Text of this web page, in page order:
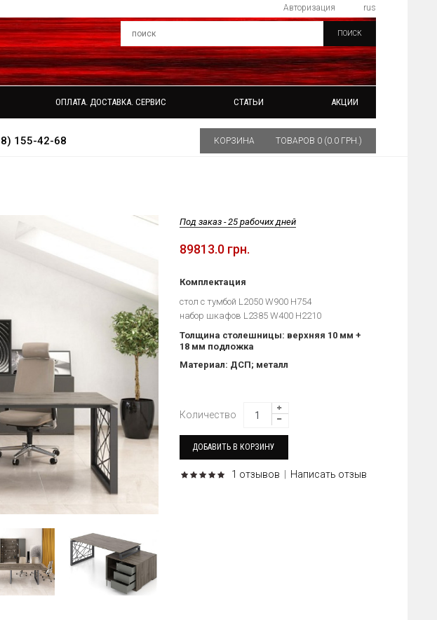
rus
Авторизация
ПОИСК
ОПЛАТА. ДОСТАВКА. СЕРВИС СТАТЬИ АКЦИИ
155-42-68 КОРЗИНА ТОВАРОВ 0 (0.0 ГРН.)
Под заказ - 25 рабочих дней
89813.0 грн.
Комплектация
стол с тумбой L2050 W900 H754
набор шкафов L2385 W400 H2210
Толщина столешницы: верхняя 10 мм +
18 мм подложка
Материал: ДСП; металл
Количество
1 отзывов Написать отзыв